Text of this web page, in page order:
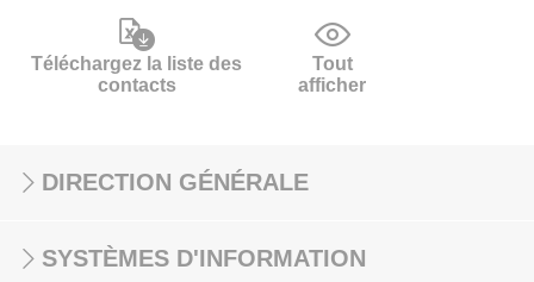
Téléchargez la liste des
contacts
Tout
afficher
DIRECTION GÉNÉRALE
SYSTÈMES D'INFORMATION